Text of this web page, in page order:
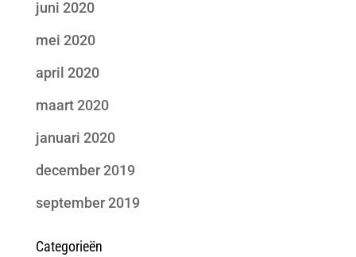
juni 2020
mei 2020
april 2020
maart 2020
januari 2020
december 2019
september 2019
Categorieën